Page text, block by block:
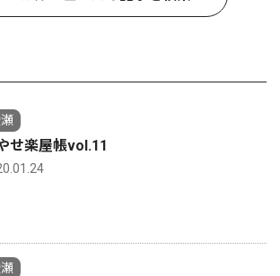
せ楽屋帳vol.11